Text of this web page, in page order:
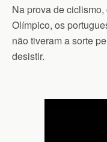
Na prova de
Olímpico, os
não tiveram a sorte
desistir.